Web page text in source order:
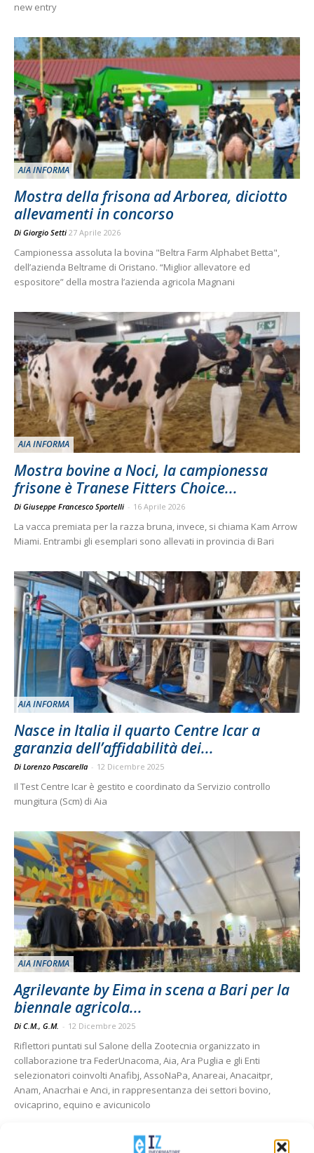
new entry
AIA INFORMA
Mostra della frisona ad Arborea, diciotto
allevamenti in concorso
Di Giorgio Setti 27 Aprile 2026
Campionessa assoluta la bovina "Beltra Farm Alphabet Betta",
dell’azienda Beltrame di Oristano. “Miglior allevatore ed
espositore” della mostra l’azienda agricola Magnani
AIA INFORMA
Mostra bovine a Noci, la campionessa
frisone è Tranese Fitters Choice...
Di Giuseppe Francesco Sportelli - 16 Aprile 2026
La vacca premiata per la razza bruna, invece, si chiama Kam Arrow
Miami. Entrambi gli esemplari sono allevati in provincia di Bari
AIA INFORMA
Nasce in Italia il quarto Centre Icar a
garanzia dell’affidabilità dei...
Di Lorenzo Pascarella - 12 Dicembre 2025
Il Test Centre Icar è gestito e coordinato da Servizio controllo
mungitura (Scm) di Aia
AIA INFORMA
Agrilevante by Eima in scena a Bari per la
biennale agricola...
Di C.M., G.M. - 12 Dicembre 2025
Riflettori puntati sul Salone della Zootecnia organizzato in
collaborazione tra FederUnacoma, Aia, Ara Puglia e gli Enti
selezionatori coinvolti Anafibj, AssoNaPa, Anareai, Anacaitpr,
Anam, Anacrhai e Anci, in rappresentanza dei settori bovino,
ovicaprino, equino e avicunicolo